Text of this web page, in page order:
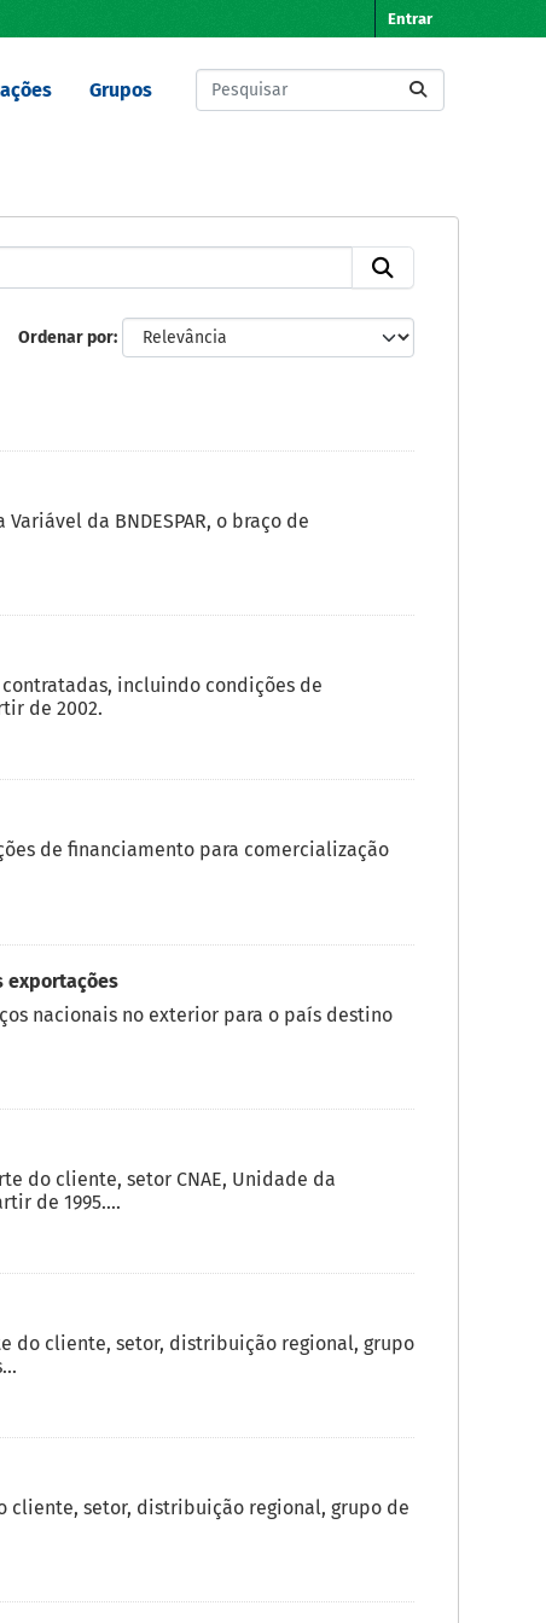
Entrar
Grupos
Ordenar por
da BNDESPAR, o braço de
incluindo condições de
de 2002.
de financiamento para comercialização
exportações
nacionais no exterior para o país destino
do cliente, setor CNAE, Unidade da
de 1995....
do cliente, setor, distribuição regional, grupo
cliente, setor, distribuição regional, grupo de